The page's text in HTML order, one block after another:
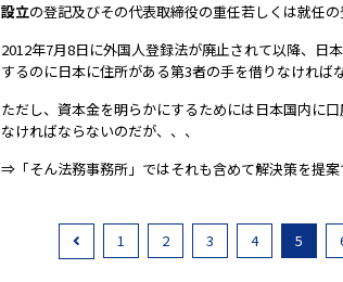
設立の登記及びその代表取締役の重任若しくは就任
2012年7月8日に外国人登録法が廃止されて以降、日
するのに日本に住所がある第3者の手を借りなければ
ただし、資本金を明らかにするためには日本国内に
なければならないのだが、、、
⇒「そん法務事務所」ではそれも含めて解決策を提案
1 2 3 4 5